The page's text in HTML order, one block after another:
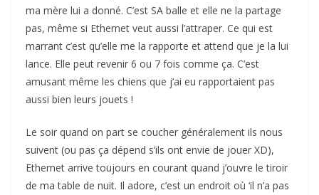
ma mère lui a donné. C’est SA balle et elle ne la partage
pas, même si Ethernet veut aussi l’attraper. Ce qui est
marrant c’est qu’elle me la rapporte et attend que je la lui
lance. Elle peut revenir 6 ou 7 fois comme ça. C’est
amusant même les chiens que j’ai eu rapportaient pas
aussi bien leurs jouets !
Le soir quand on part se coucher généralement ils nous
suivent (ou pas ça dépend s’ils ont envie de jouer XD),
Ethernet arrive toujours en courant quand j’ouvre le tiroir
de ma table de nuit. Il adore, c’est un endroit où ‘il n’a pas